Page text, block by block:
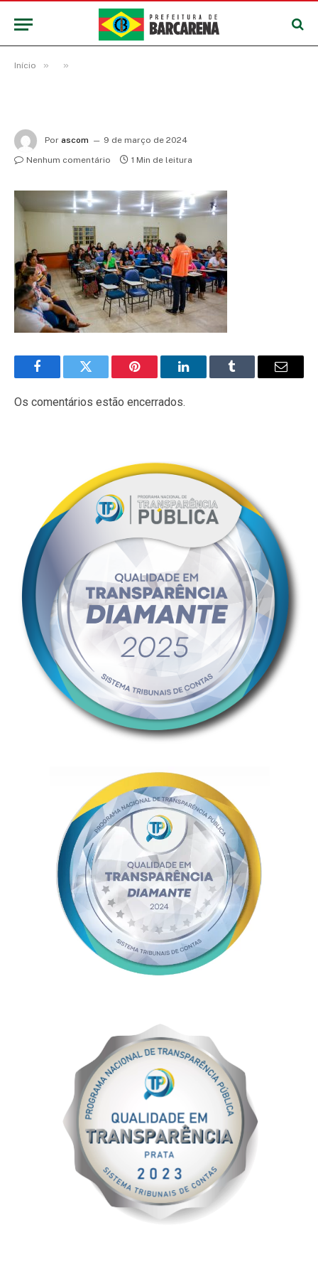
Início » »
Por ascom
9 de março de 2024
Nenhum comentário
1 Min de leitura
FacebookTwitter Pinterest LinkedInTumblr
E-
Os comentários estão encerrados.